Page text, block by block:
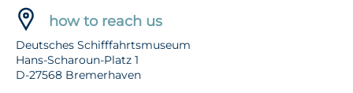
how to reach us
Deutsches Schifffahrtsmuseum
Hans-Scharoun-Platz 1
D-27568 Bremerhaven